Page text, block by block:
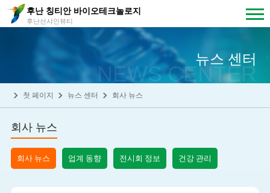
후난 칭티안 바이오테크놀로지
후난선샤인뷰티
뉴스 센터
NEWS CENTER
첫 페이지 뉴스 센터 회사 뉴스
회사 뉴스
회사 뉴스 업계 동향 전시회 정보 건강 관리